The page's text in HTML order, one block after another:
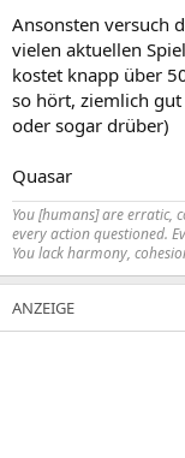
Ansonsten versuch
vielen aktuellen
kostet knapp über
so hört, ziemlich
oder sogar drüber)
Quasar
You [humans] are erratic,
every action questioned.
You lack harmony,